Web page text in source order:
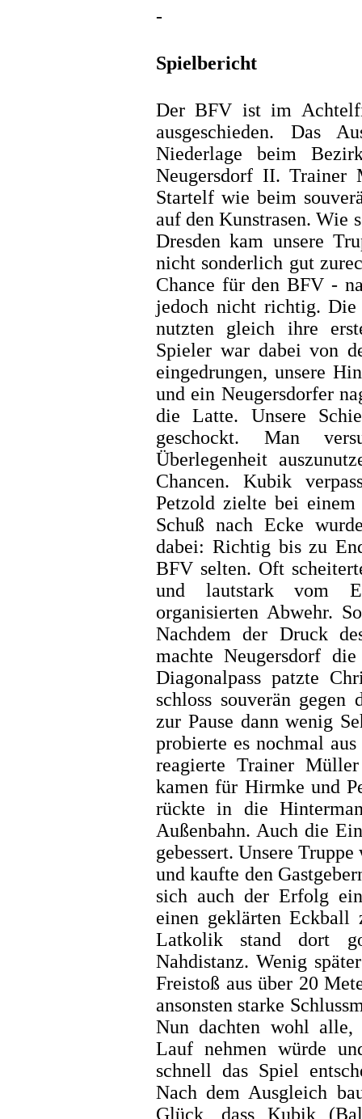
-
Spielbericht
Der BFV ist im
ausgeschieden. Das
Niederlage beim
Neugersdorf II. Trainer
Startelf wie beim
auf den Kunstrasen. Wie
Dresden kam unsere
nicht sonderlich gut
Chance für den BFV -
jedoch nicht richtig. Die
nutzten gleich ihre
Spieler war dabei von
eingedrungen, unsere
und ein Neugersdorfer
die Latte. Unsere
geschockt. Man
Überlegenheit
Chancen. Kubik
Petzold zielte bei
Schuß nach Ecke
dabei: Richtig bis zu
BFV selten. Oft
und lautstark vom
organisierten Abwehr.
Nachdem der Druck
machte Neugersdorf
Diagonalpass patzte
schloss souverän gegen
zur Pause dann wenig
probierte es nochmal
reagierte Trainer
kamen für Hirmke und
rückte in die
Außenbahn. Auch die
gebessert. Unsere
und kaufte den
sich auch der Erfolg
einen geklärten Eckball
Latkolik stand dort
Nahdistanz. Wenig
Freistoß aus über 20
ansonsten starke
Nun dachten wohl alle,
Lauf nehmen würde
schnell das Spiel
Nach dem Ausgleich
Glück, dass Kubik